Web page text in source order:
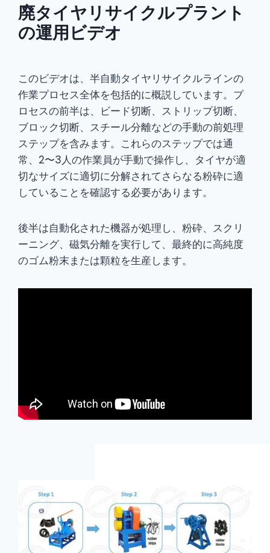
廃タイヤリサイクルプラント
の運用ビデオ
このビデオは、半自動タイヤリサイクルラインの
作業プロセス全体を包括的に概説しています。プ
ロセスの前半は、ビード切断、ストリップ切断、
ブロック切断、スチール分離などの手動の前処理
ステップを含みます。これらのステップでは通
常、2〜3人の作業員が手動で操作し、タイヤが適
切なサイズに適切に分解されてさらなる粉砕に適
していることを確認する必要があります。
後半は自動化された機器が処理し、粉砕、スクリ
ーニング、磁気分離を実行して、最終的に高純度
のゴム粉末または顆粒を生産します。